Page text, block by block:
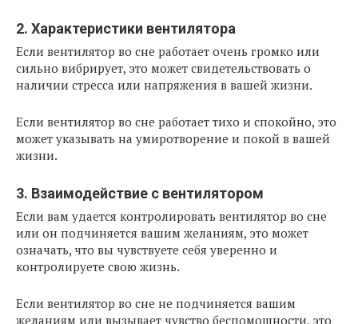
2. Характеристики вентилятора
Если вентилятор во сне работает очень громко или
сильно вибрирует, это может свидетельствовать о
наличии стресса или напряжения в вашей жизни.
Если вентилятор во сне работает тихо и спокойно, это
может указывать на умиротворение и покой в вашей
жизни.
3. Взаимодействие с вентилятором
Если вам удается контролировать вентилятор во сне
или он подчиняется вашим желаниям, это может
означать, что вы чувствуете себя уверенно и
контролируете свою жизнь.
Если вентилятор во сне не подчиняется вашим
желаниям или вызывает чувство беспомощности, это